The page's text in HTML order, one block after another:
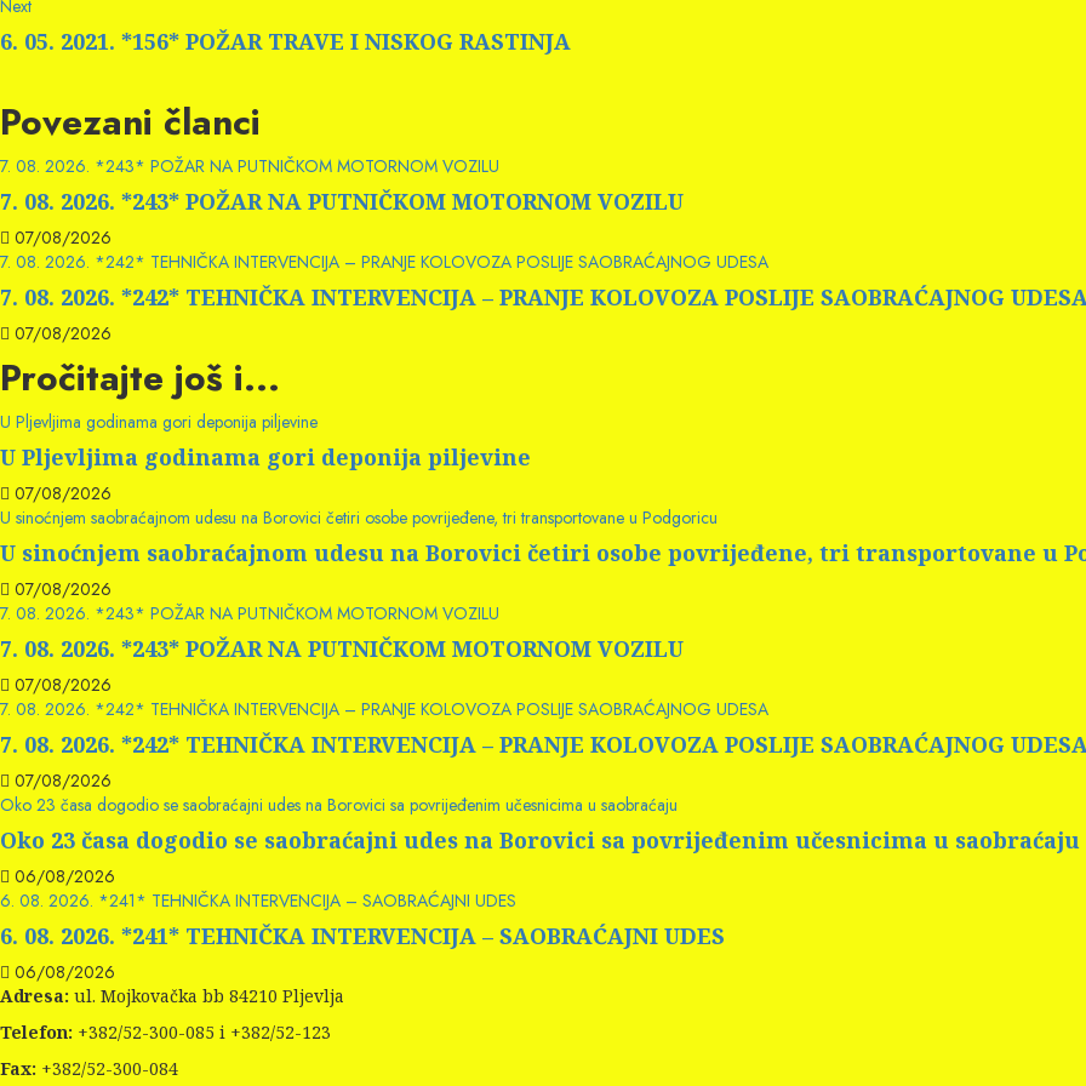
NextNext
post:
6. 05. 2021. *156* POŽAR TRAVE I NISKOG RASTINJA
Povezani članci
7. 08. 2026. *243* POŽAR NA PUTNIČKOM MOTORNOM VOZILU
7. 08. 2026. *243* POŽAR NA PUTNIČKOM MOTORNOM VOZILU
07/08/2026
7. 08. 2026. *242* TEHNIČKA INTERVENCIJA – PRANJE KOLOVOZA POSLIJE SAOBRAĆAJNOG UDESA
7. 08. 2026. *242* TEHNIČKA INTERVENCIJA – PRANJE KOLOVOZA POSLIJE SAOBRAĆAJNOG
07/08/2026
Pročitajte još i...
U Pljevljima godinama gori deponija piljevine
U Pljevljima godinama gori deponija piljevine
07/08/2026
U sinoćnjem saobraćajnom udesu na Borovici četiri osobe povrijeđene, tri transportovane u Podgoricu
U sinoćnjem saobraćajnom udesu na Borovici četiri osobe povrijeđene, tri transportovane u
07/08/2026
7. 08. 2026. *243* POŽAR NA PUTNIČKOM MOTORNOM VOZILU
7. 08. 2026. *243* POŽAR NA PUTNIČKOM MOTORNOM VOZILU
07/08/2026
7. 08. 2026. *242* TEHNIČKA INTERVENCIJA – PRANJE KOLOVOZA POSLIJE SAOBRAĆAJNOG UDESA
7. 08. 2026. *242* TEHNIČKA INTERVENCIJA – PRANJE KOLOVOZA POSLIJE SAOBRAĆAJNOG
07/08/2026
Oko 23 časa dogodio se saobraćajni udes na Borovici sa povrijeđenim učesnicima u saobraćaju
Oko 23 časa dogodio se saobraćajni udes na Borovici sa povrijeđenim učesnicima u saobraćaju
06/08/2026
6. 08. 2026. *241* TEHNIČKA INTERVENCIJA – SAOBRAĆAJNI UDES
6. 08. 2026. *241* TEHNIČKA INTERVENCIJA – SAOBRAĆAJNI UDES
06/08/2026
Adresa: ul. Mojkovačka bb 84210 Pljevlja
Telefon: +382/52-300-085 i +382/52-123
Fax: +382/52-300-084